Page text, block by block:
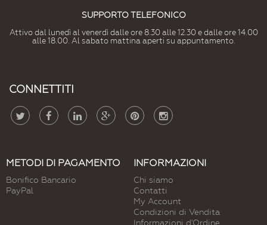
SUPPORTO TELEFONICO
Attivo dal lunedì al venerdì dalle ore 8.30 alle 12.30 e dalle ore 14.00
alle 18.00. Al sabato mattina aperti su appuntamento.
CONNETTITI
METODI DI PAGAMENTO
Bonifico Bancario
PayPal
INFORMAZIONI
Chi siamo
Contatti
My Account
Condizioni di Vendita
Informazioni d'Ordine